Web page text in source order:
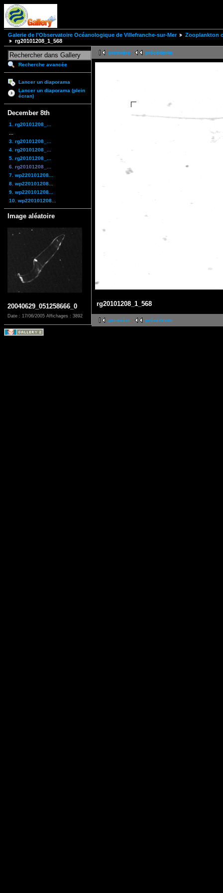
Galerie de l'Observatoire Océanologique de Villefranche-sur-Mer
Zooplankton
rg20101208_1_568
Recherche avancée
Lancer un diaporama
Lancer un diaporama (plein
écran)
December 8th
1. rg20101208_...
3. rg20101208_...
4. rg20101208_...
5. rg20101208_...
6. rg20101208_...
7. wp220101208...
8. wp220101208...
9. wp220101208...
10. wp220101208...
Image aléatoire
20040629_051258666_0
Date : 17/06/2005 Affichages : 3892
première précédente
rg20101208_1_568
première précédente